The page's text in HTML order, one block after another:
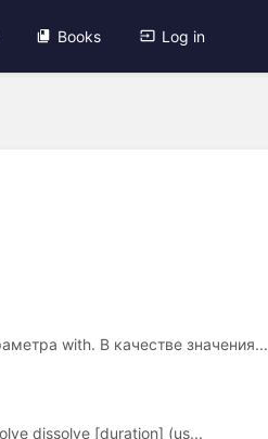
Books Log in
with. В качестве значения...
dissolve [duration] (us...